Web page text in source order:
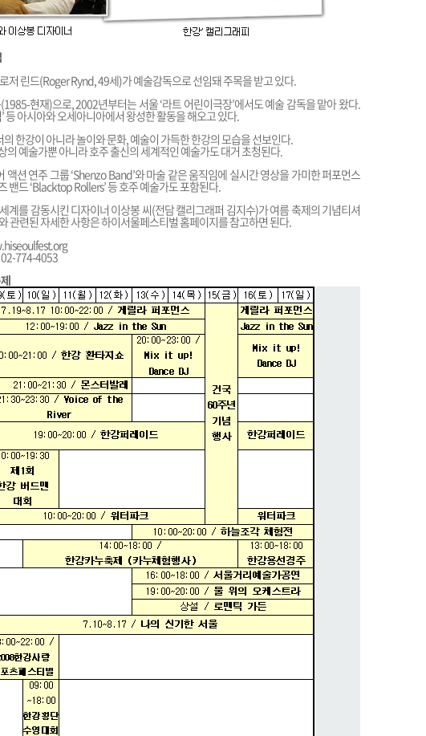
저 린드(Roger Rynd, 49세)가 예술감독으로 선임돼 주목을 받고 있다.
현재)으로, 2002년부터는 서울 ‘라트 어린이극장’에서도 예술 감독을 맡아 왔다.
등 아시아와 오세아니아에서 왕성한 활동을 해오고 있다.
한강이 아니라 놀이와 문화, 예술이 가득한 한강의 모습을 선보인다.
의 예술가뿐 아니라 호주 출신의 세계적인 예술가도 대거 초청된다.
션 연주 그룹 ‘Shenzo Band’와 마술 같은 움직임에 실시간 영상을 가미한 퍼포먼스
밴드 ‘Blacktop Rollers’ 등 호주 예술가도 포함된다.
계를 감동시킨 디자이너 이상봉 씨(전담 캘리그래퍼 김지수)가 여름 축제의 기념티셔
관련된 자세한 사항은 하이서울페스티벌 홈페이지를 참고하면 된다.
774-4053